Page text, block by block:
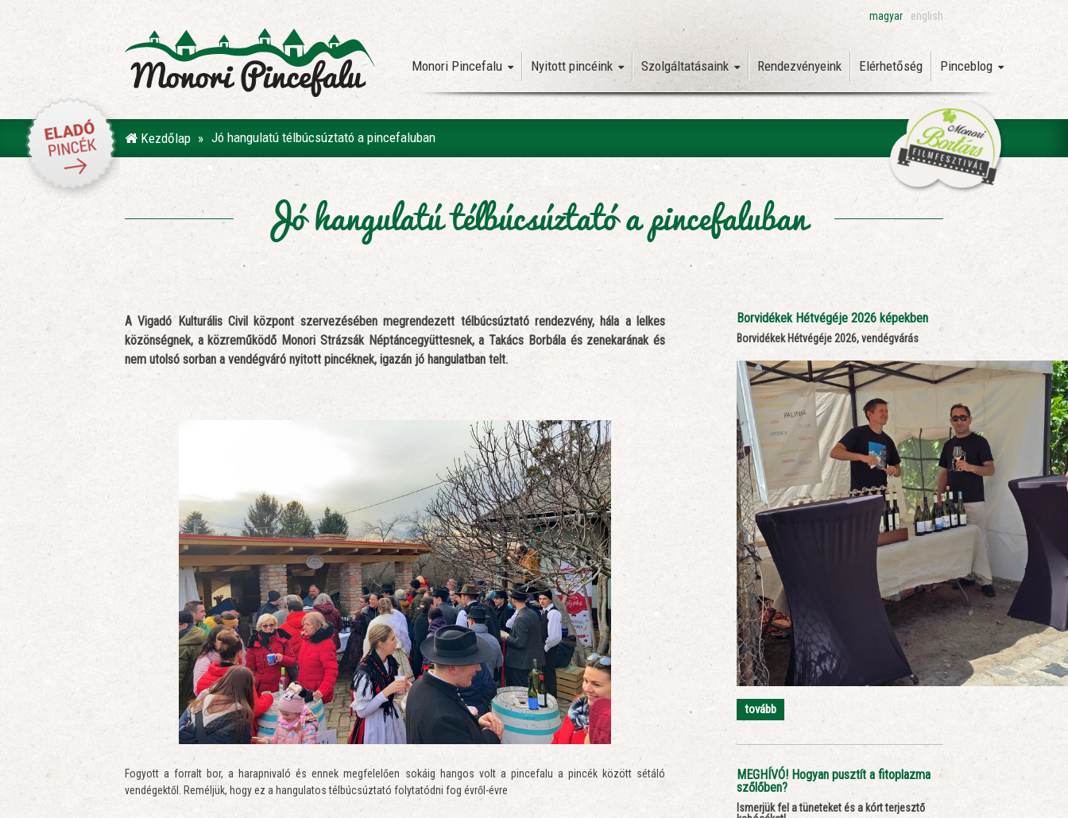
magyar english
Monori Pincefalu Nyitott pincéink Szolgáltatásaink Rendezvényeink Elérhetőség Pinceblog
Kezdőlap Jó hangulatú télbúcsúztató a pincefaluban
Jó hangulatú télbúcsúztató a pincefaluban
A Vigadó Kulturális Civil központ szervezésében megrendezett télbúcsúztató rendezvény, hála a lelkes
közönségnek, a közreműködő Monori Strázsák Néptáncegyüttesnek, a Takács Borbála és zenekarának és
nem utolsó sorban a vendégváró nyitott pincéknek, igazán jó hangulatban telt.
Fogyott a forralt bor, a harapnivaló és ennek megfelelően sokáig hangos volt a pincefalu a pincék között sétáló
vendégektől. Reméljük, hogy ez a hangulatos télbúcsúztató folytatódni fog évről-évre
Borvidékek Hétvégéje 2026 képekben
Borvidékek Hétvégéje 2026, vendégvárás
tovább
MEGHÍVÓ! Hogyan pusztít a fitoplazma
szőlőben?
Ismerjük fel a tüneteket és a kórt terjesztő